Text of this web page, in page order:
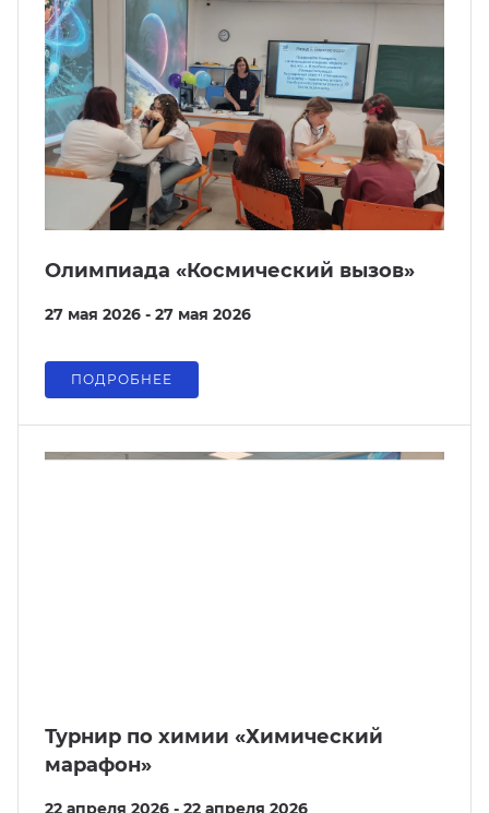
Олимпиада «Космический вызов»
27 мая 2026 - 27 мая 2026
ПОДРОБНЕЕ
Турнир по химии «Химический
марафон»
22 апреля 2026 - 22 апреля 2026